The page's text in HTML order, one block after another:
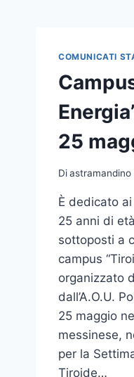
COMUNICATI
25
Diastramandino
È dedicato
25 anni di
sottoposti a
campus
organizzato
dall’A.O.U.
25 maggio
messinese,
per la
Tiroide…